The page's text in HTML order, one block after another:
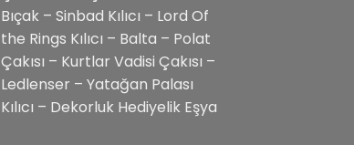
Bıçak – Sinbad Kılıcı – Lord Of
the Rings Kılıcı – Balta – Polat
Çakısı – Kurtlar Vadisi Çakısı –
Ledlenser – Yatağan Palası
Kılıcı – Dekorluk Hediyelik Eşya